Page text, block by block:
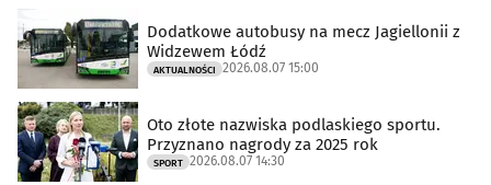
Dodatkowe autobusy na mecz Jagiellonii z
Widzewem Łódź
AKTUALNOŚCI 2026.08.07 15:00
Oto złote nazwiska podlaskiego sportu.
Przyznano nagrody za 2025 rok
SPORT 2026.08.07 14:30